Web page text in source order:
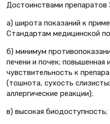
Достоинствами
а) широта показаний к
Стандартам медицинской
б) минимум
печени и почек; повышенная
чувствительность к
(тошнота, сухость
аллергические реакции);
в) высокая биодоступность;